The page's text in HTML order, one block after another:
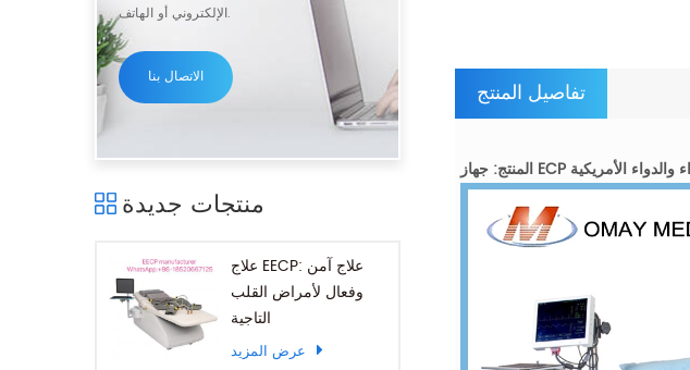
الإلكتروني أو الهاتف.
الاتصال بنا
منتجات جديدة
علاج EECP: علاج آمن
وفعال لأمراض القلب
التاجية
عرض المزيد
تفاصيل المنتج